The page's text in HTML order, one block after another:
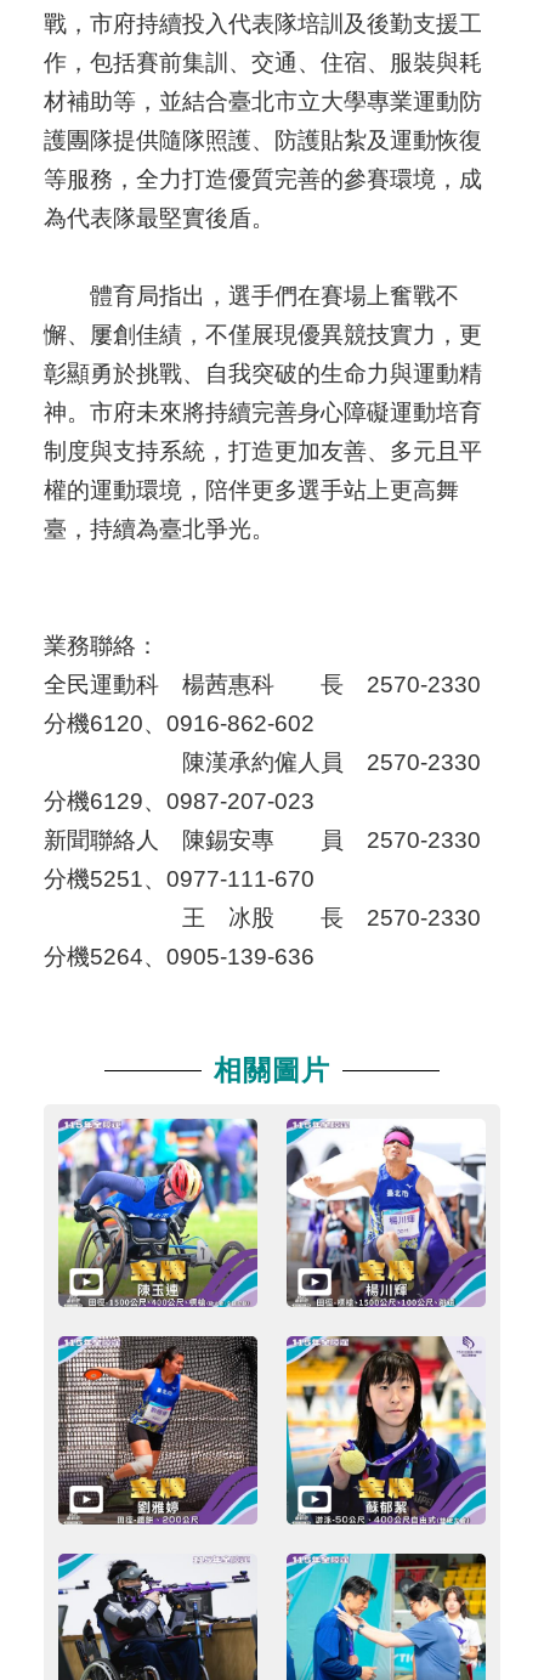
戰，市府持續投入代表隊培訓及後勤支援工
作，包括賽前集訓、交通、住宿、服裝與耗
材補助等，並結合臺北市立大學專業運動防
護團隊提供隨隊照護、防護貼紮及運動恢復
等服務，全力打造優質完善的參賽環境，成
為代表隊最堅實後盾。
體育局指出，選手們在賽場上奮戰不
懈、屢創佳績，不僅展現優異競技實力，更
彰顯勇於挑戰、自我突破的生命力與運動精
神。市府未來將持續完善身心障礙運動培育
制度與支持系統，打造更加友善、多元且平
權的運動環境，陪伴更多選手站上更高舞
臺，持續為臺北爭光。
業務聯絡：
全民運動科 楊茜惠科 長 2570-2330
分機6120、0916-862-602
陳漢承約僱人員 2570-2330
分機6129、0987-207-023
新聞聯絡人 陳錫安專 員 2570-2330
分機5251、0977-111-670
王 冰股 長 2570-2330
分機5264、0905-139-636
相關圖片